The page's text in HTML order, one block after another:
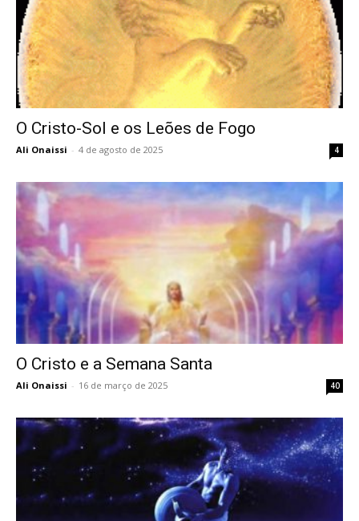
O Cristo-Sol e os Leões de Fogo
Ali Onaissi - 4 de agosto de 2025 4
O Cristo e a Semana Santa
Ali Onaissi - 16 de março de 2025 40